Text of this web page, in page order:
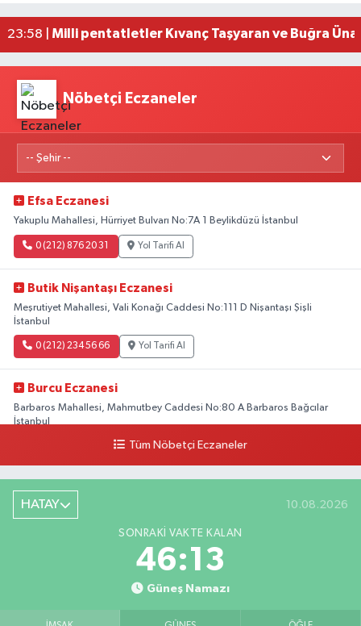
23:58 | Milli pentatletler Kıvanç Taşyaran ve Buğra
Nöbetçi Eczaneler
Efsa Eczanesi
Yakuplu Mahallesi, Hürriyet Bulvarı No:7A 1 Beylikdüzü İstanbul
0 (212) 876 20 31 Yol Tarifi Al
Butik Nişantaşı Eczanesi
Meşrutiyet Mahallesi, Vali Konağı Caddesi No:111 D Nişantaşı Şişli
İstanbul
0 (212) 234 56 66 Yol Tarifi Al
Burcu Eczanesi
Barbaros Mahallesi, Mahmutbey Caddesi No:80 A Barbaros Bağcılar
İstanbul
Yol Tarifi Al
Tuna Tillo Eczanesi
Akşemsettin Mahallesi, Akdeniz Caddesi No:12 A Fatih İstanbul
Yol Tarifi Al
Camiikebir Mahallesi, Taşkızak Tersanesi Caddesi No:6 6B Kasımpaşa
Tüm Nöbetçi Eczaneler
HATAY 10.08.2026
SONRAKI VAKTE KALAN
46:12
Güneş Namazı